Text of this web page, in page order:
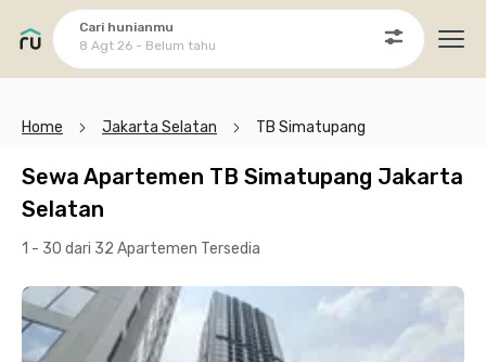
Cari hunianmu
8 Agt 26 - Belum tahu
Home Jakarta Selatan TB Simatupang
Sewa Apartemen TB Simatupang Jakarta
Selatan
1 - 30 dari 32 Apartemen Tersedia